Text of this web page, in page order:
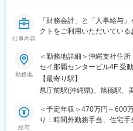
当社は、基幹業務システム
ア製品のテクニカルサポー
ープの案件に加え、全国区
管理部門は少人数体制で、
携しています。沖縄在住者
で穏やかな雰囲気です。勤
ん。残業は多くなりにくく、
■教育体制
入社後は経験に応じて担当
仕事内容
「財務会計」と「人事給与
クトをご利用いただいている
貢献いただきます。
■業務詳細：
お客様に対して、同社製品
客様を営業チームから引き
・自社開発製品を中心とした
など）
・お客様先のサーバ・端末
勤務地
＜勤務地詳細＞沖縄支社住
セイ那覇センタービル4F 受
囲：会社の定める事業所
【最寄り駅】
県庁前駅(沖縄県)、旭橋駅、
給与
＜予定年収＞470万円～600
り：時間外勤務手当、住宅